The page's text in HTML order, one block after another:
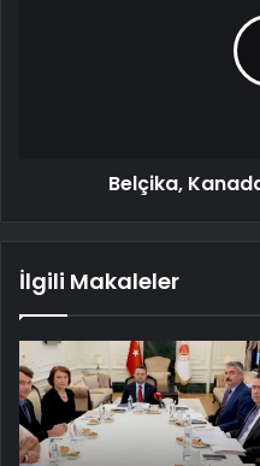
Belçika,
İlgili Makaleler